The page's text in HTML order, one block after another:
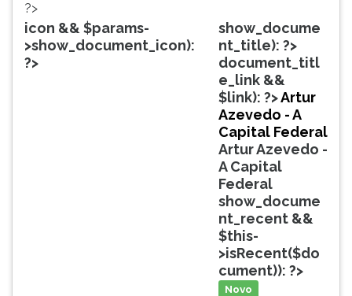
leitor
pausar
?>
icon && $params-
>show_document_icon):
?>
show_docume
nt_title): ?>
document_titl
e_link &&
$link): ?>Artur
Azevedo - A
Capital Federal
Artur Azevedo -
A Capital
Federal
show_docume
nt_recent &&
$this-
>isRecent($do
cument)): ?>
Novo